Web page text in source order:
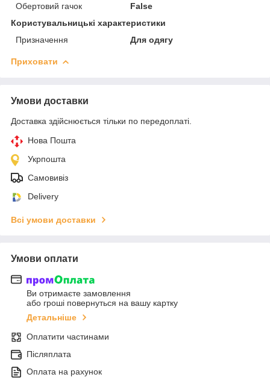
Обертовий гачок
False
Користувальницькі характеристики
Призначення
Для одягу
Приховати
Умови доставки
Доставка здійснюється тільки по передоплаті.
Нова Пошта
Укрпошта
Самовивіз
Delivery
Всі умови доставки
Умови оплати
Ви отримаєте замовлення
або гроші повернуться на вашу картку
Детальніше
Оплатити частинами
Післяплата
Оплата на рахунок